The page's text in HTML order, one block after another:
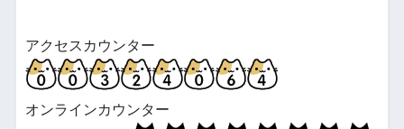
アクセスカウンター
オンラインカウンター